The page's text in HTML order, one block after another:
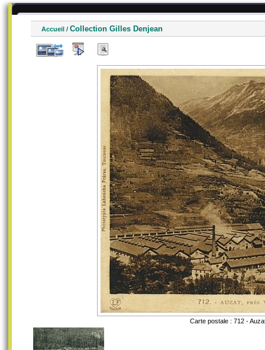
Accueil / Collection Gilles Denjean
Carte postale : 712 -